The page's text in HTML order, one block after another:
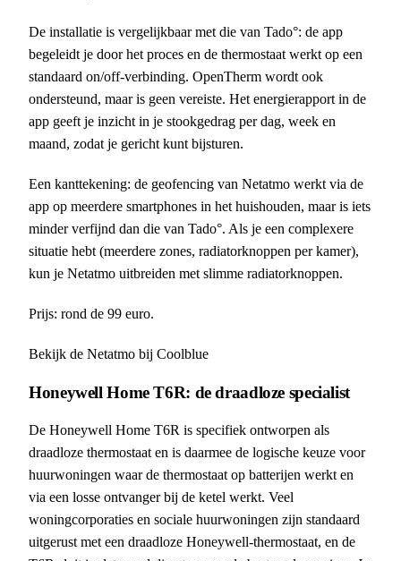
De installatie is vergelijkbaar met die van Tado°: de app
begeleidt je door het proces en de thermostaat werkt op een
standaard on/off-verbinding. OpenTherm wordt ook
ondersteund, maar is geen vereiste. Het energierapport in de
app geeft je inzicht in je stookgedrag per dag, week en
maand, zodat je gericht kunt bijsturen.
Een kanttekening: de geofencing van Netatmo werkt via de
app op meerdere smartphones in het huishouden, maar is iets
minder verfijnd dan die van Tado°. Als je een complexere
situatie hebt (meerdere zones, radiatorknoppen per kamer),
kun je Netatmo uitbreiden met slimme radiatorknoppen.
Prijs: rond de 99 euro.
Bekijk de Netatmo bij Coolblue
Honeywell Home T6R: de draadloze specialist
De Honeywell Home T6R is specifiek ontworpen als
draadloze thermostaat en is daarmee de logische keuze voor
huurwoningen waar de thermostaat op batterijen werkt en
via een losse ontvanger bij de ketel werkt. Veel
woningcorporaties en sociale huurwoningen zijn standaard
uitgerust met een draadloze Honeywell-thermostaat, en de